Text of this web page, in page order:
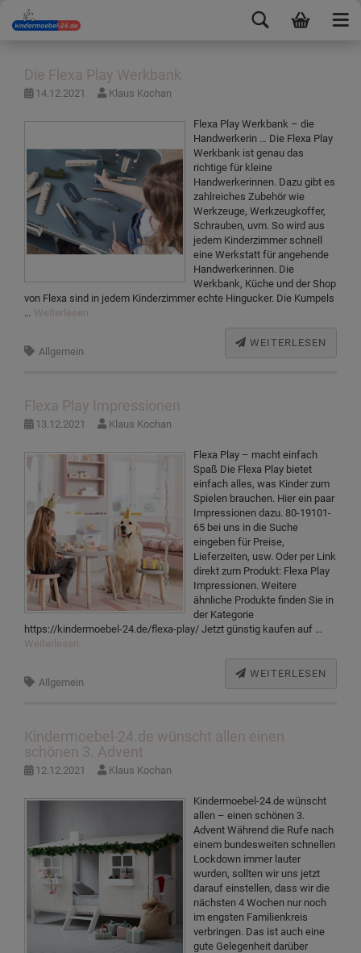
Die Flexa Play Werkbank
14.12.2021 Klaus Kochan
Flexa Play Werkbank – die
Handwerkerin … Die Flexa Play
Werkbank ist genau das
richtige für kleine
Handwerkerinnen. Dazu gibt es
zahlreiches Zubehör wie
Werkzeuge, Werkzeugkoffer,
Schrauben, uvm. So wird aus
jedem Kinderzimmer schnell
eine Werkstatt für angehende
Handwerkerinnen. Die
Werkbank, Küche und der Shop
von Flexa sind in jedem Kinderzimmer echte Hingucker. Die Kumpels
… Weiterlesen
WEITERLESEN
Allgemein
Flexa Play Impressionen
13.12.2021 Klaus Kochan
Flexa Play – macht einfach
Spaß Die Flexa Play bietet
einfach alles, was Kinder zum
Spielen brauchen. Hier ein paar
Impressionen dazu. 80-19101-
65 bei uns in die Suche
eingeben für Preise,
Lieferzeiten, usw. Oder per Link
direkt zum Produkt: Flexa Play
Impressionen. Weitere
ähnliche Produkte finden Sie in
der Kategorie
https://kindermoebel-24.de/flexa-play/ Jetzt günstig kaufen auf …
Weiterlesen
WEITERLESEN
Allgemein
Kindermoebel-24.de wünscht allen einen
schönen 3. Advent
12.12.2021 Klaus Kochan
Kindermoebel-24.de wünscht
allen – einen schönen 3.
Advent Während die Rufe nach
einem bundesweiten schnellen
Lockdown immer lauter
wurden, sollten wir uns jetzt
darauf einstellen, dass wir die
nächsten 4 Wochen nur noch
im engsten Familienkreis
verbringen. Das ist auch eine
gute Gelegenheit darüber